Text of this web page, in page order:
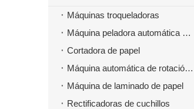
Máquinas troqueladoras
Máquina peladora automática para material troquelado
Cortadora de papel
Máquina automática de rotación de papel
Máquina de laminado de papel
Rectificadoras de cuchillos